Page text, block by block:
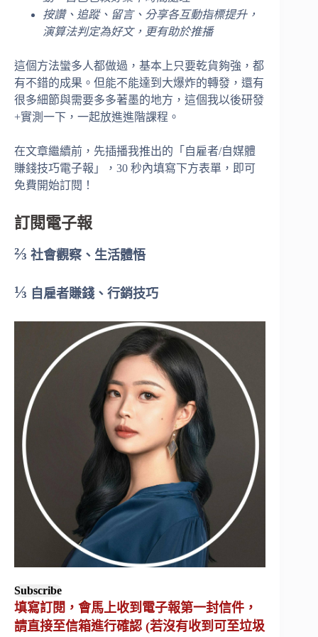
按讚、追蹤、留言、分享各互動指標提升，
演算法判定為好文，更有助於推播
這個方法蠻多人都做過，基本上只要乾貨夠強，都
有不錯的成果。但能不能達到大爆炸的轉發，還有
很多細節與需要多多著墨的地方，這個我以後研發
+實測一下，一起放進進階課程。
在文章繼續前，先插播我推出的「自雇者/自媒體
賺錢技巧電子報」，30 秒內填寫下方表單，即可
免費開始訂閱！
訂閱電子報
⅔ 社會觀察、生活體悟
⅓ 自雇者賺錢、行銷技巧
Subscribe
填寫訂閱，會馬上收到電子報第一封信件，
請直接至信箱進行確認 (若沒有收到可至垃圾